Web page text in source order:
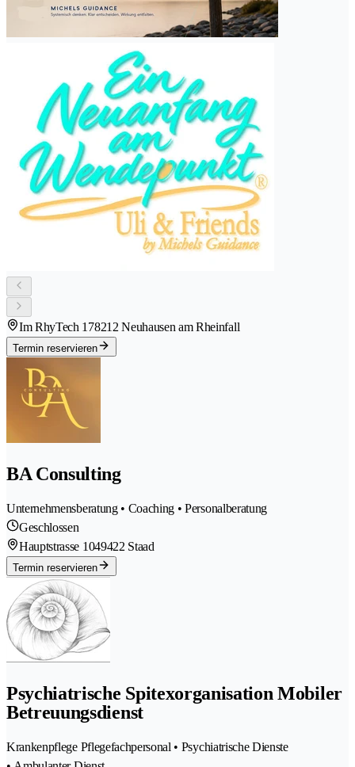
Im RhyTech 178212 Neuhausen am Rheinfall
Termin reservieren
BA Consulting
Unternehmensberatung • Coaching • Personalberatung
Geschlossen
Hauptstrasse 1049422 Staad
Termin reservieren
Psychiatrische Spitexorganisation Mobiler
Betreuungsdienst
Krankenpflege Pflegefachpersonal • Psychiatrische Dienste